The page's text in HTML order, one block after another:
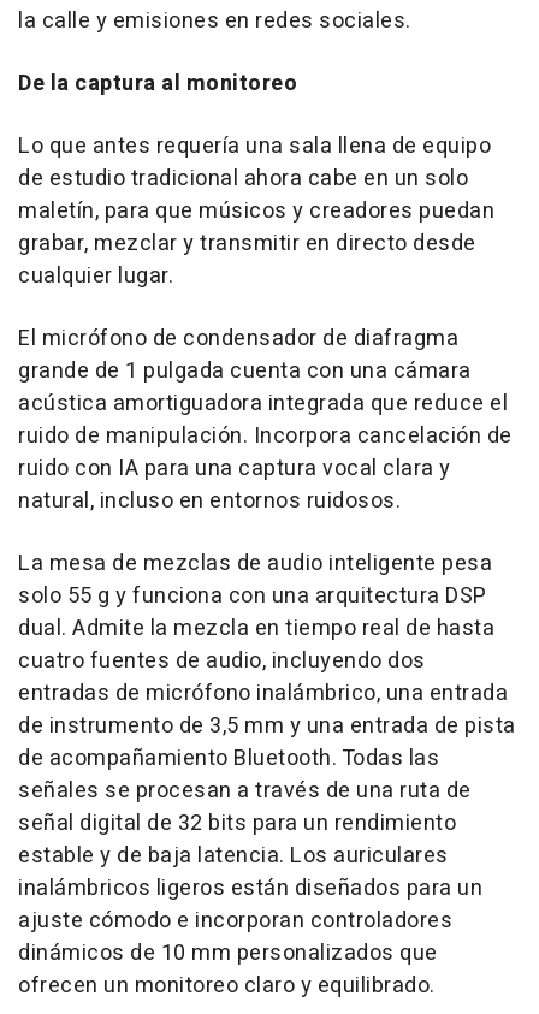
la calle y emisiones en redes sociales.
De la captura al monitoreo
Lo que antes requería una sala llena de equipo
de estudio tradicional ahora cabe en un solo
maletín, para que músicos y creadores puedan
grabar, mezclar y transmitir en directo desde
cualquier lugar.
El micrófono de condensador de diafragma
grande de 1 pulgada cuenta con una cámara
acústica amortiguadora integrada que reduce el
ruido de manipulación. Incorpora cancelación de
ruido con IA para una captura vocal clara y
natural, incluso en entornos ruidosos.
La mesa de mezclas de audio inteligente pesa
solo 55 g y funciona con una arquitectura DSP
dual. Admite la mezcla en tiempo real de hasta
cuatro fuentes de audio, incluyendo dos
entradas de micrófono inalámbrico, una entrada
de instrumento de 3,5 mm y una entrada de pista
de acompañamiento Bluetooth. Todas las
señales se procesan a través de una ruta de
señal digital de 32 bits para un rendimiento
estable y de baja latencia. Los auriculares
inalámbricos ligeros están diseñados para un
ajuste cómodo e incorporan controladores
dinámicos de 10 mm personalizados que
ofrecen un monitoreo claro y equilibrado.